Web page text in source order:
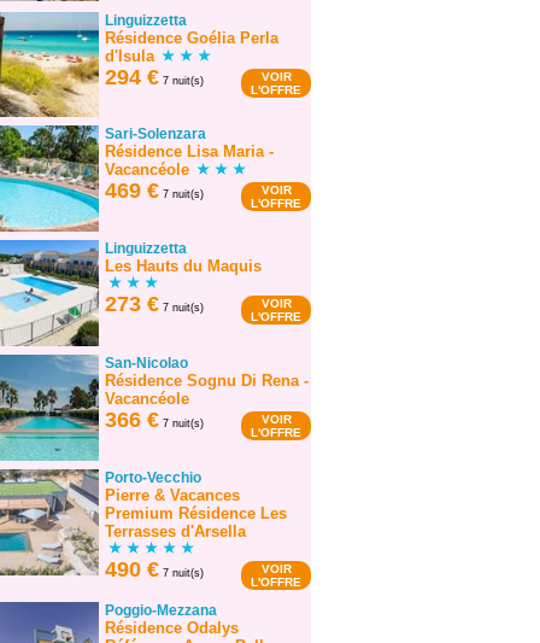
Linguizzetta
Résidence Goélia Perla
d'Isula
294 € 7 nuit(s)
VOIR
L'OFFRE
Sari-Solenzara
Résidence Lisa Maria -
Vacancéole
469 € 7 nuit(s)
VOIR
L'OFFRE
Linguizzetta
Les Hauts du Maquis
273 € 7 nuit(s)
VOIR
L'OFFRE
San-Nicolao
Résidence Sognu Di Rena -
Vacancéole
366 € 7 nuit(s)
VOIR
L'OFFRE
Porto-Vecchio
Pierre & Vacances
Premium Résidence Les
Terrasses d'Arsella
490 € 7 nuit(s)
VOIR
L'OFFRE
Poggio-Mezzana
Résidence Odalys